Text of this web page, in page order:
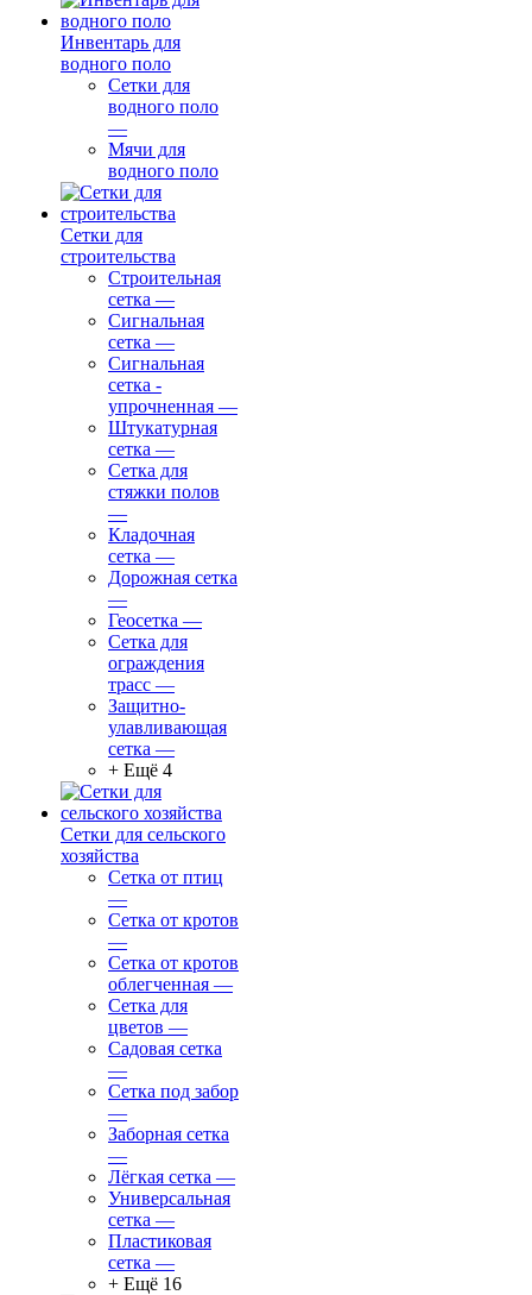
Инвентарь для
водного поло
Сетки для
водного поло
—
Мячи для
водного поло
Сетки для
строительства
Строительная
сетка —
Сигнальная
сетка —
Сигнальная
сетка -
упрочненная —
Штукатурная
сетка —
Сетка для
стяжки полов
—
Кладочная
сетка —
Дорожная сетка
—
Геосетка —
Сетка для
ограждения
трасс —
Защитно-
улавливающая
сетка —
+ Ещё 4
Сетки для сельского
хозяйства
Сетка от птиц
—
Сетка от кротов
—
Сетка от кротов
облегченная —
Сетка для
цветов —
Садовая сетка
—
Сетка под забор
—
Заборная сетка
—
Лёгкая сетка —
Универсальная
сетка —
Пластиковая
сетка —
+ Ещё 16